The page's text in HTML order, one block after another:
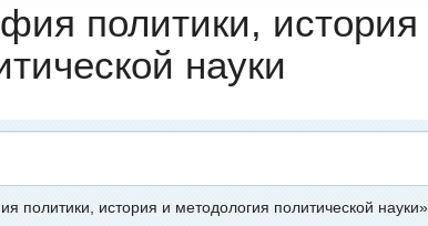
политики, история
науки
политики, история и методология политической науки»